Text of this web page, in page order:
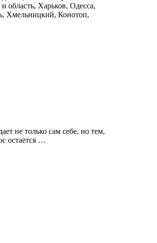
область, Харьков, Одесса,
Хмельницкий, Конотоп,
не только сам себе, но тем,
остается …